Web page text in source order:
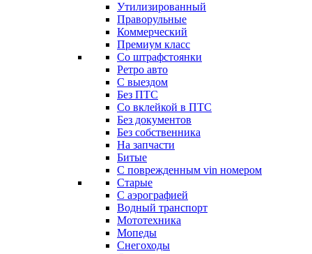
Утилизированный
Праворульные
Коммерческий
Премиум класс
Со штрафстоянки
Ретро авто
С выездом
Без ПТС
Со вклейкой в ПТС
Без документов
Без собственника
На запчасти
Битые
С поврежденным vin номером
Старые
С аэрографией
Водный транспорт
Мототехника
Мопеды
Снегоходы